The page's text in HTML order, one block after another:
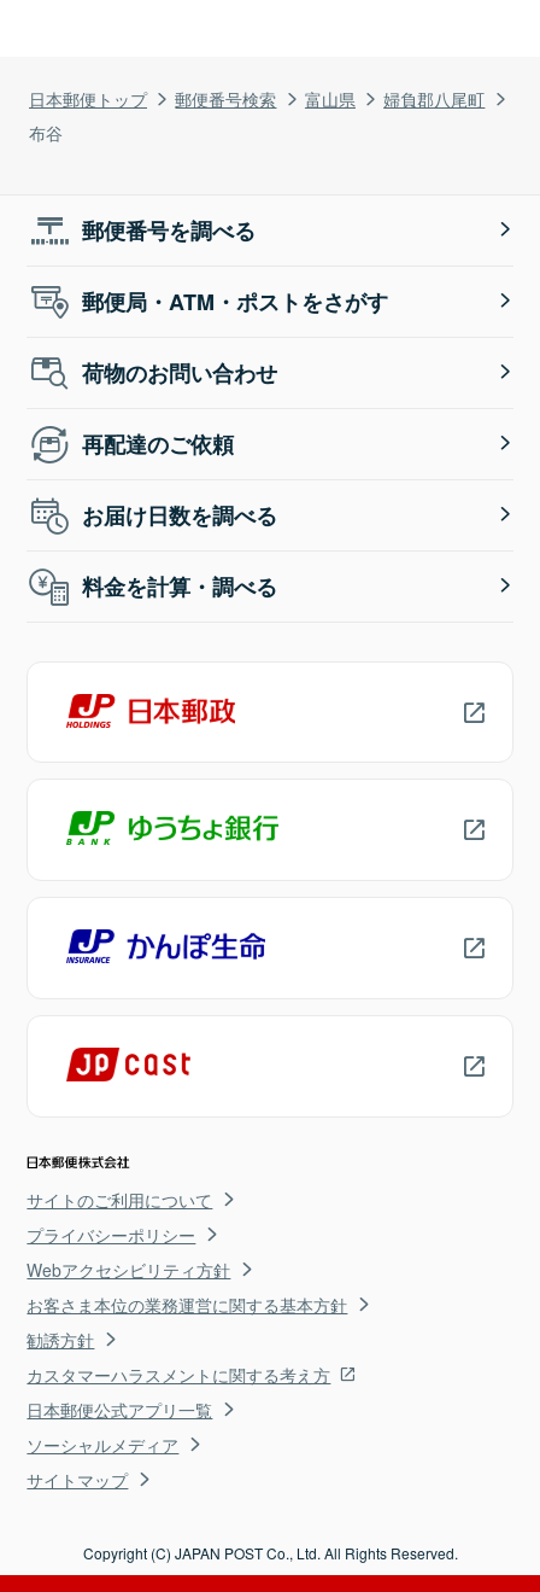
日本郵便トップ 郵便番号検索 富山県
婦負郡八尾町
布谷
郵便番号を調べる
郵便局・ATM・ポストをさがす
荷物のお問い合わせ
再配達のご依頼
お届け日数を調べる
料金を計算・調べる
サイトのご利用について
プライバシーポリシー
Webアクセシビリティ方針
お客さま本位の業務運営に関する基本方針
勧誘方針
カスタマーハラスメントに関する考え方
日本郵便公式アプリ一覧
ソーシャルメディア
サイトマップ
Copyright (C) JAPAN POST Co., Ltd. All Rights Reserved.